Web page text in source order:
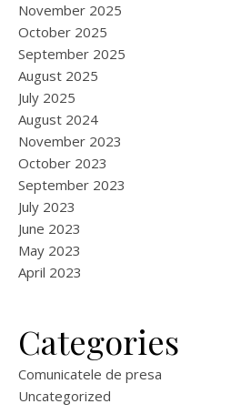
November 2025
October 2025
September 2025
August 2025
July 2025
August 2024
November 2023
October 2023
September 2023
July 2023
June 2023
May 2023
April 2023
Categories
Comunicatele de presa
Uncategorized